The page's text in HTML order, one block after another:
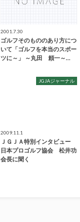
2001.7.30
ゴルフそのもののあり方につ
いて「ゴルフを本当のスポー
ツに～」 ～丸田 頼一～…
JGJAジャーナル
2009.11.1
ＪＧＪＡ特別インタビュー
日本プロゴルフ協会 松井功
会長に聞く